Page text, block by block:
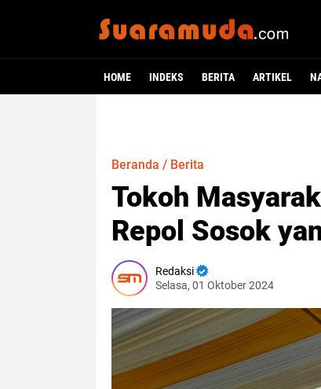
HOME INDEKS BERITA ARTIKEL
Beranda / Berita
Tokoh
Repol Sosok
Redaksi
Selasa, 01 Oktober 2024